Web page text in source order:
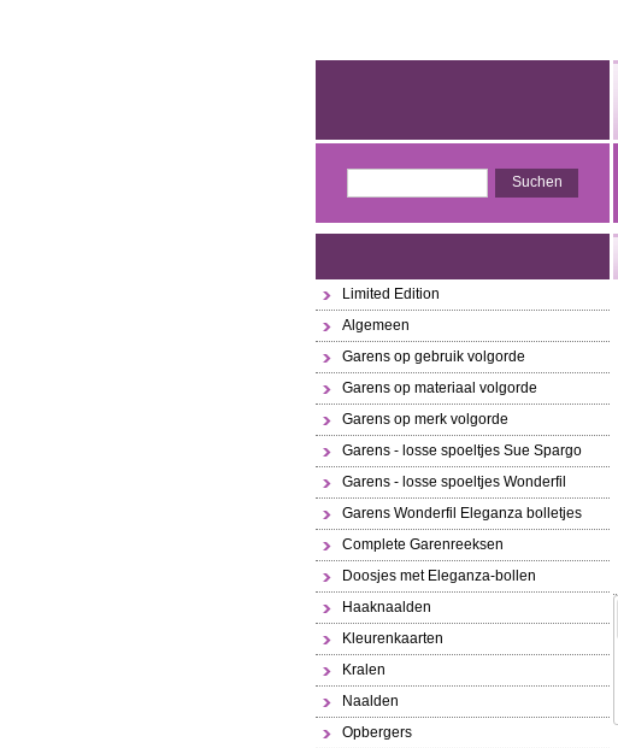
Limited Edition
Algemeen
Garens op gebruik volgorde
Garens op materiaal volgorde
Garens op merk volgorde
Garens - losse spoeltjes Sue Spargo
Garens - losse spoeltjes Wonderfil
Garens Wonderfil Eleganza bolletjes
Complete Garenreeksen
Doosjes met Eleganza-bollen
Haaknaalden
Kleurenkaarten
Kralen
Naalden
Opbergers